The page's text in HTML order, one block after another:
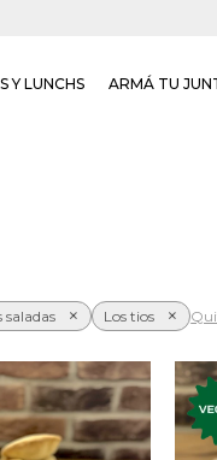
Y LUNCHS ARMÁ TU
saladas Los tios